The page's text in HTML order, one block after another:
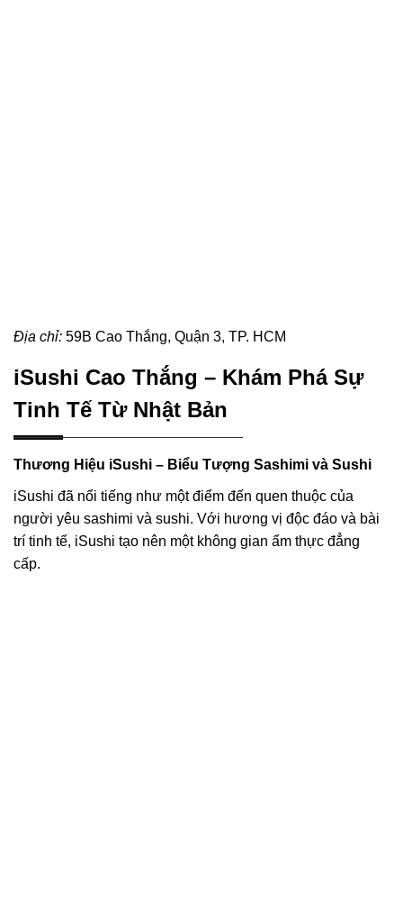
Địa chỉ: 59B Cao Thắng, Quận 3, TP. HCM
iSushi Cao Thắng – Khám Phá Sự
Tinh Tế Từ Nhật Bản
Thương Hiệu iSushi – Biểu Tượng Sashimi và Sushi
iSushi đã nổi tiếng như một điểm đến quen thuộc của
người yêu sashimi và sushi. Với hương vị độc đáo và bài
trí tinh tế, iSushi tạo nên một không gian ẩm thực đẳng
cấp.